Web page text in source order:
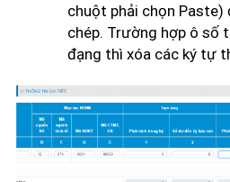
chuột phải chọn Paste)
chép. Trường hợp ô số
đạng thì xóa các ký tự